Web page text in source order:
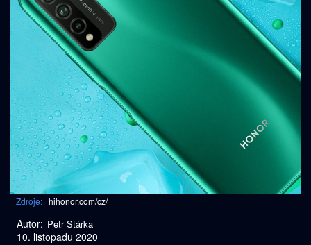
Zdroje: hihonor.com/cz/
Autor: Petr Stárka
10. listopadu 2020